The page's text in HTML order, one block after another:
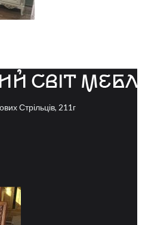
Стрільців, 211г